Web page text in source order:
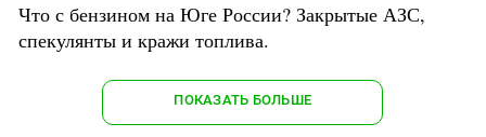
Что с бензином на Юге России? Закрытые АЗС,
спекулянты и кражи топлива.
ПОКАЗАТЬ БОЛЬШЕ